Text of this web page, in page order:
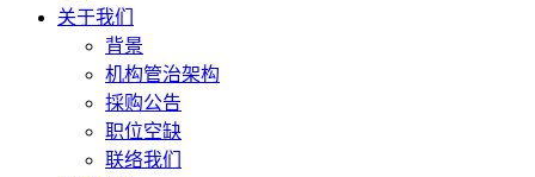
关于我们
背景
机构管治架构
採购公告
职位空缺
联络我们